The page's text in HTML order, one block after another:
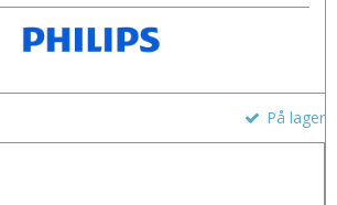
På lager